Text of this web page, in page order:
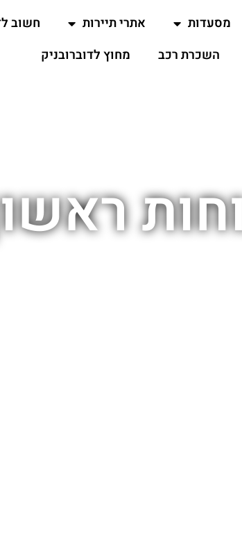
מסעדות אתרי תיירות חשוב
השכרת רכב
מחוץ לדוברובניק